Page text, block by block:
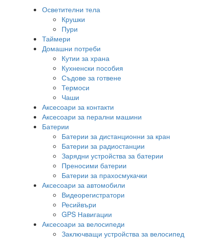
Осветителни тела
Крушки
Пури
Таймери
Домашни потреби
Кутии за храна
Кухненски пособия
Съдове за готвене
Термоси
Чаши
Аксесоари за контакти
Аксесоари за перални машини
Батерии
Батерии за дистанционни за кран
Батерии за радиостанции
Зарядни устройства за батерии
Преносими батерии
Батерии за прахосмукачки
Аксесоари за автомобили
Видеорегистратори
Ресийвъри
GPS Навигации
Аксесоари за велосипеди
Заключващи устройства за велосипед